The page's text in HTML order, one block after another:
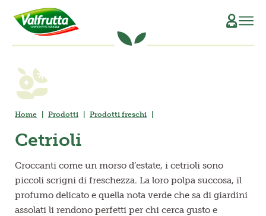
Il Manifesto
La Filiera Produttiva
Le Persone
La Storia
Il Sociale
SCOPRI L’ORIGINE
SOSTENIBILITÀ
PRODOTTI
Verdure e Legumi conservati
Conserve di pomodoro
RICETTE
MAGAZINE
Home Prodotti Prodotti freschi
Cetrioli
Croccanti come un morso d’estate, i cetrioli sono
piccoli scrigni di freschezza. La loro polpa succosa, il
profumo delicato e quella nota verde che sa di giardini
assolati li rendono perfetti per chi cerca gusto e